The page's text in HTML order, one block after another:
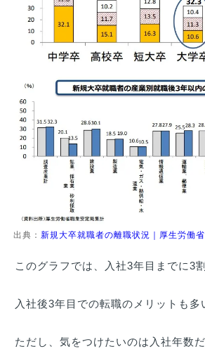
出典： 新規大卒就職者の離職状況｜厚生労働省
このグラフでは、入社3年目までに3
入社後3年目での転職のメリットも
ただし、気をつけたいのは入社年数